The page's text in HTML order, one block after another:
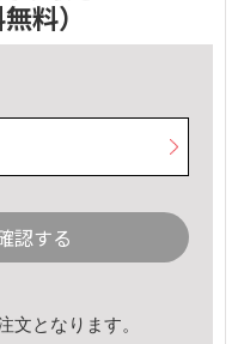
料）
認する
文となります。